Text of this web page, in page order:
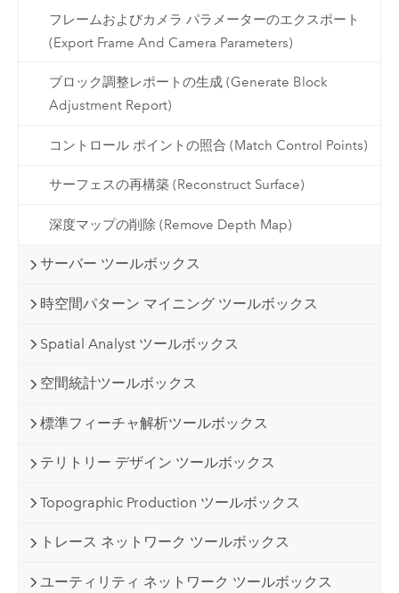
フレームおよびカメラ パラメーターのエクスポート
(Export Frame And Camera Parameters)
ブロック調整レポートの生成 (Generate Block
Adjustment Report)
コントロール ポイントの照合 (Match Control Points)
サーフェスの再構築 (Reconstruct Surface)
深度マップの削除 (Remove Depth Map)
サーバー ツールボックス
時空間パターン マイニング ツールボックス
Spatial Analyst ツールボックス
空間統計ツールボックス
標準フィーチャ解析ツールボックス
テリトリー デザイン ツールボックス
Topographic Production ツールボックス
トレース ネットワーク ツールボックス
ユーティリティ ネットワーク ツールボックス